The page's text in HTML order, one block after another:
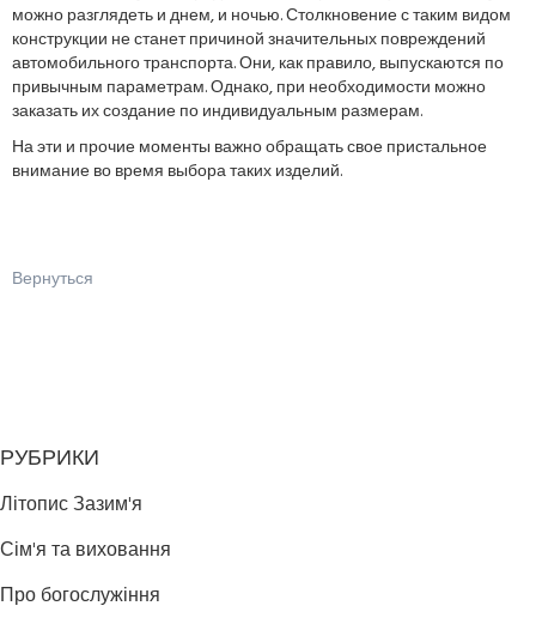
можно разглядеть и днем, и ночью. Столкновение с таким видом
конструкции не станет причиной значительных повреждений
автомобильного транспорта. Они, как правило, выпускаются по
привычным параметрам. Однако, при необходимости можно
заказать их создание по индивидуальным размерам.
На эти и прочие моменты важно обращать свое пристальное
внимание во время выбора таких изделий.
Вернуться
РУБРИКИ
Літопис Зазим'я
Сім'я та виховання
Про богослужіння